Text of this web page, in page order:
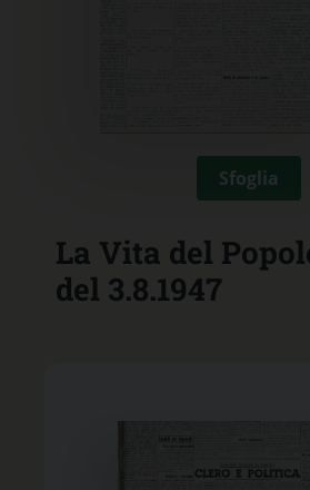
Sfoglia
La Vita del
del 3.8.1947